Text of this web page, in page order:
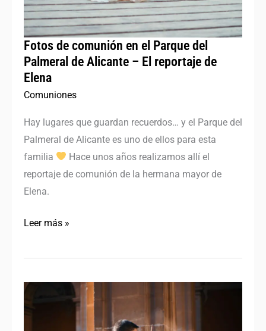
Fotos de comunión en el Parque del
Palmeral de Alicante – El reportaje de
Elena
Comuniones
Hay lugares que guardan recuerdos… y el Parque del
Palmeral de Alicante es uno de ellos para esta
familia
Hace unos años realizamos allí el
reportaje de comunión de la hermana mayor de
Elena.
de
Alicante
–
El
reportaje
de
Leer más »
Reportaje
de